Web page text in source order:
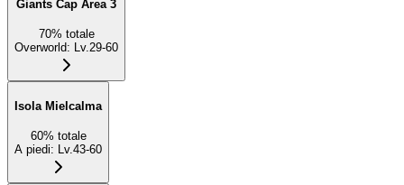
Giants Cap Area 3
70% totale
Overworld: Lv.29-60
Isola Mielcalma
60% totale
A piedi: Lv.43-60